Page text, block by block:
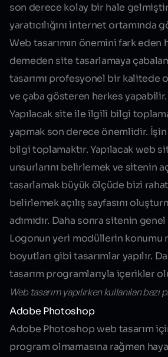
son derece kolay bir hale
yaratıcılığını internet ortamında
Web tasarımın önemini fark eden
demeden site tasarlamaya
tasarımı profesyonel bir kalitede
ve çaba gösteren herkes yapabilir.
Yapılacak site ile ilgili bilgi
yapmak son derece önemlidir. İşin
bilgi toplamaktır. Yapılacak web
unsurlarını belirlemek ve sitenin
tasarlamak büyük ölçüde bizi
belirlemek açılış sayfasını
adımıdır. Daha sonra sitenin genel
Logonun yeri modüllerin konumu
boyutları gibi tasarımlar yapılır.
tasarım programlarıyla içerikler
Web tasarım yapılırken kullanılan
Adobe Photoshop
Adobe Photoshop web tasarım
program olmamasına rağmen